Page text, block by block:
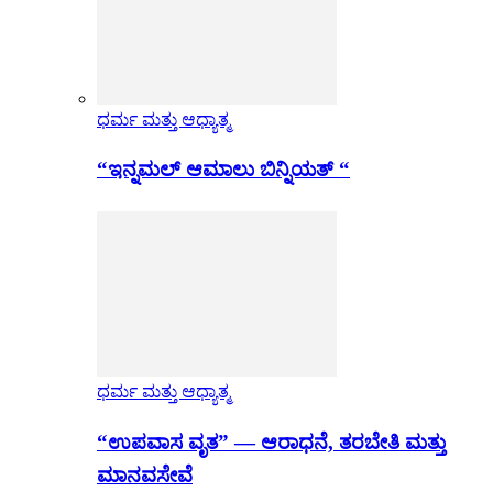
ಧರ್ಮ ಮತ್ತು ಆಧ್ಯಾತ್ಮ
“ಇನ್ನಮಲ್ ಆಮಾಲು ಬಿನ್ನಿಯತ್ “
ಧರ್ಮ ಮತ್ತು ಆಧ್ಯಾತ್ಮ
“ಉಪವಾಸ ವೃತ” — ಆರಾಧನೆ, ತರಬೇತಿ ಮತ್ತು
ಮಾನವಸೇವೆ